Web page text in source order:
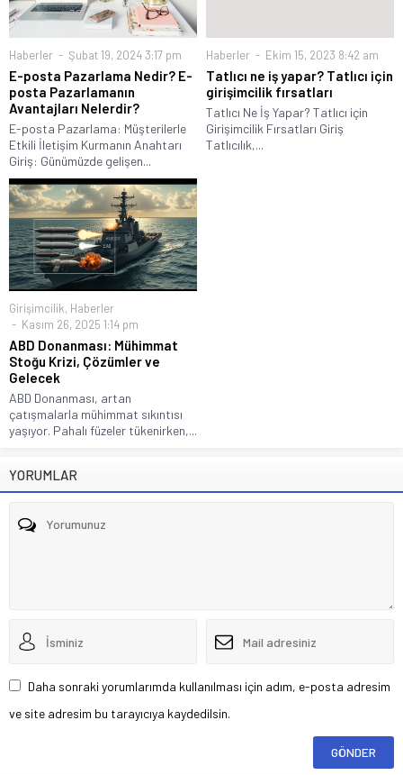
Haberler Şubat 19, 2024 3:17 pm
E-posta Pazarlama Nedir? E-
posta Pazarlamanın
Avantajları Nelerdir?
E-posta Pazarlama: Müşterilerle
Etkili İletişim Kurmanın Anahtarı
Giriş: Günümüzde gelişen...
Haberler Ekim 15, 2023 8:42 am
Tatlıcı ne iş yapar? Tatlıcı için
girişimcilik fırsatları
Tatlıcı Ne İş Yapar? Tatlıcı için
Girişimcilik Fırsatları Giriş
Tatlıcılık,...
Girişimcilik, Haberler
Kasım 26, 2025 1:14 pm
ABD Donanması: Mühimmat
Stoğu Krizi, Çözümler ve
Gelecek
ABD Donanması, artan
çatışmalarla mühimmat sıkıntısı
yaşıyor. Pahalı füzeler tükenirken,...
YORUMLAR
Daha sonraki yorumlarımda kullanılması için adım, e-posta adresim
ve site adresim bu tarayıcıya kaydedilsin.